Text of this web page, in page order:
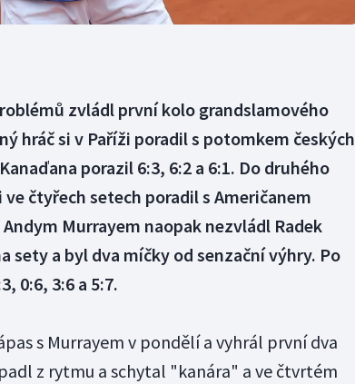
zvládl první kolo grandslamového
hráč si v Paříži poradil s potomkem českých
porazil 6:3, 6:2 a 6:1. Do druhého
čtyřech setech poradil s Američanem
Murrayem naopak nezvládl Radek
sety a byl dva míčky od senzační výhry. Po
0:6, 3:6 a 5:7.
s Murrayem v pondělí a vyhrál první dva
z rytmu a schytal "kanára" a ve čtvrtém